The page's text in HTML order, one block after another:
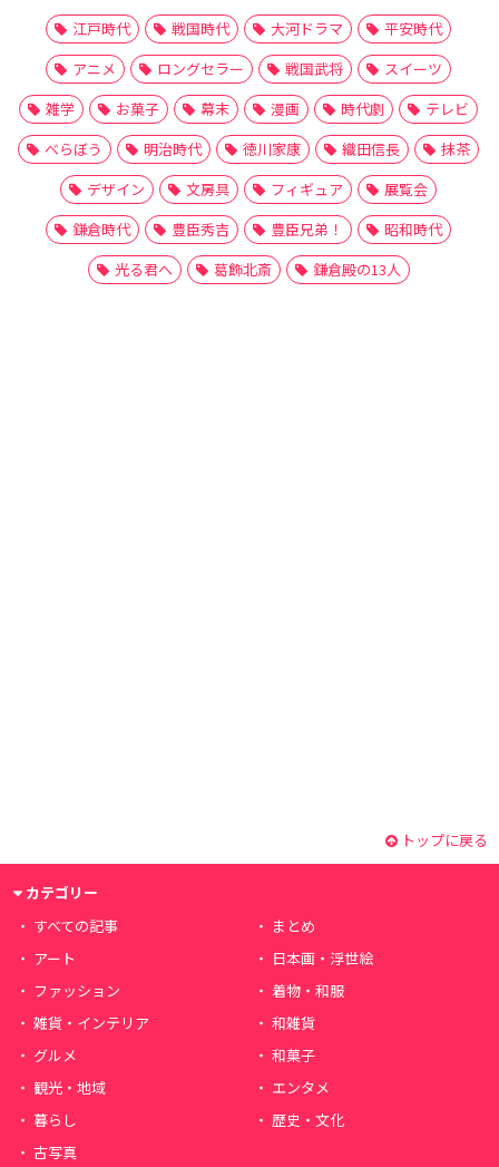
江戸時代 戦国時代 大河ドラマ
平安時代
アニメ
ロングセラー 戦国武将
スイーツ
雑学
お菓子 幕末 漫画 時代劇
テレビ
べらぼう
明治時代 徳川家康 織田信長
抹茶
デザイン
文房具 フィギュア
展覧会
鎌倉時代
豊臣秀吉 豊臣兄弟！
昭和時代
光る君へ
葛飾北斎 鎌倉殿の13人
トップに戻る
カテゴリー
すべての記事
まとめ
アート
日本画・浮世絵
ファッション
着物・和服
雑貨・インテリア
和雑貨
グルメ
和菓子
観光・地域
エンタメ
暮らし
歴史・文化
古写真